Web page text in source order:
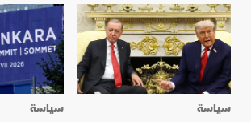
سياسة
سياسة